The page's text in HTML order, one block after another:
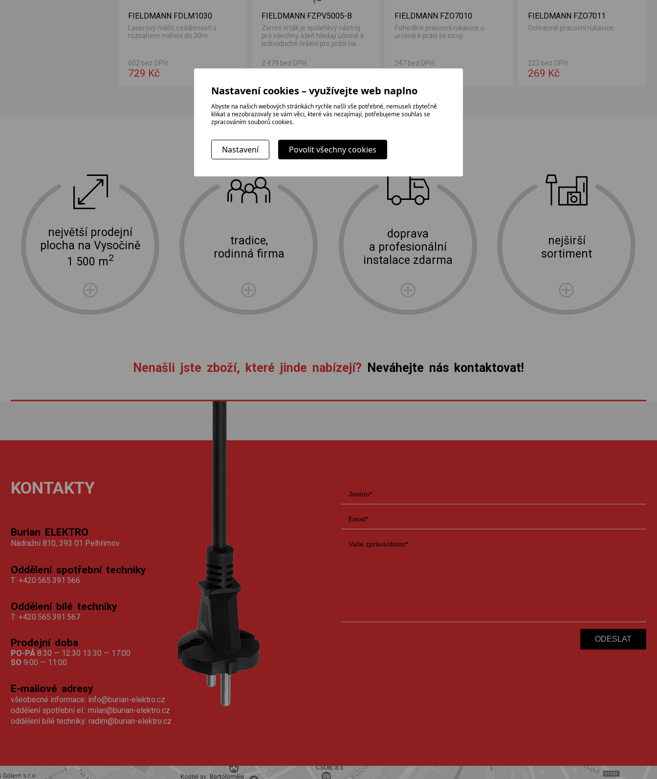
FIELDMANN FDLM1030
Laserový měřič vzdálenosti s
rozsahem měření do 30m.
602 bez DPH
729 Kč
FIELDMANN FZPV5005-B
Zemní vrták je spolehlivý nástroj
pro všechny, kteří hledají účinné a
jednoduché řešení pro práci na...
2 479 bez DPH
FIELDMANN FZO7010
Pohodlné pracovní rukavice u
určené k práci se stroji.
247 bez DPH
FIELDMANN FZO7011
Ochranné pracovní rukavice.
222 bez DPH
269 Kč
Proč jít k nám?
největší prodejní
plocha na Vysočině
1 500 m2
tradice,
rodinná firma
doprava
a profesionální
instalace zdarma
doprava a instalace elektro zařízení
nejširší
sortiment
E-shop Elektro Burian
Nenašli jste zboží, které jinde nabízejí? Neváhejte nás kontaktovat!
KONTAKTY
Burian ELEKTRO
Nádražní 810, 393 01 Pelhřimov
Oddělení spotřební techniky
T: +420 565 391 566
Oddělení bílé techniky
T: +420 565 391 567
Prodejní doba
PO-PÁ 8:30 — 12:30 13:30 — 17:00
SO 9:00 — 11:00
E-mailové adresy
všeobecné informace: info@burian-elektro.cz
oddělení spotřební el.: milan@burian-elektro.cz
oddělení bílé techniky: radim@burian-elektro.cz
Nastavení cookies – využívejte web naplno
Abyste na našich webových stránkách rychle našli vše potřebné, nemuseli zbytečně
klikat a nezobrazovaly se vám věci, které vás nezajímají, potřebujeme souhlas se
zpracováním souborů cookies.
Nastavení Povolit všechny cookies